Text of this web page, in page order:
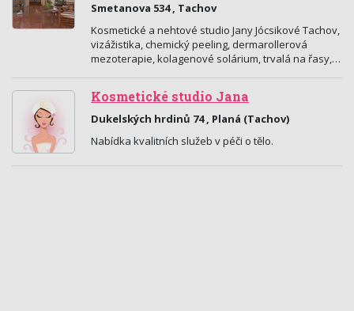
Smetanova 534 , Tachov
Kosmetické a nehtové studio Jany Jócsikové Tachov,
vizážistika, chemický peeling, dermarollerová
mezoterapie, kolagenové solárium, trvalá na řasy,…
Kosmetické studio Jana
Dukelských hrdinů 74 , Planá (Tachov)
Nabídka kvalitních služeb v péči o tělo.